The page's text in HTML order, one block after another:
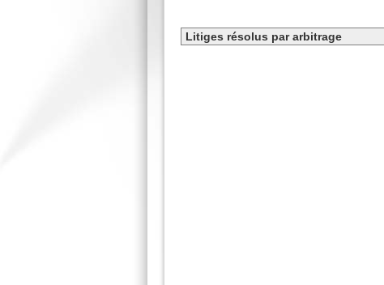
Litiges résolus par arbitrage